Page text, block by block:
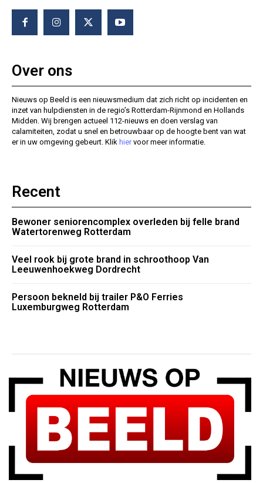
Over ons
Nieuws op Beeld is een nieuwsmedium dat zich richt op incidenten en
inzet van hulpdiensten in de regio’s Rotterdam-Rijnmond en Hollands
Midden. Wij brengen actueel 112-nieuws en doen verslag van
calamiteiten, zodat u snel en betrouwbaar op de hoogte bent van wat
er in uw omgeving gebeurt. Klik hiervoor meer informatie.
Recent
Bewoner seniorencomplex overleden bij felle brand
Watertorenweg Rotterdam
Veel rook bij grote brand in schroothoop Van
Leeuwenhoekweg Dordrecht
Persoon bekneld bij trailer P&O Ferries
Luxemburgweg Rotterdam